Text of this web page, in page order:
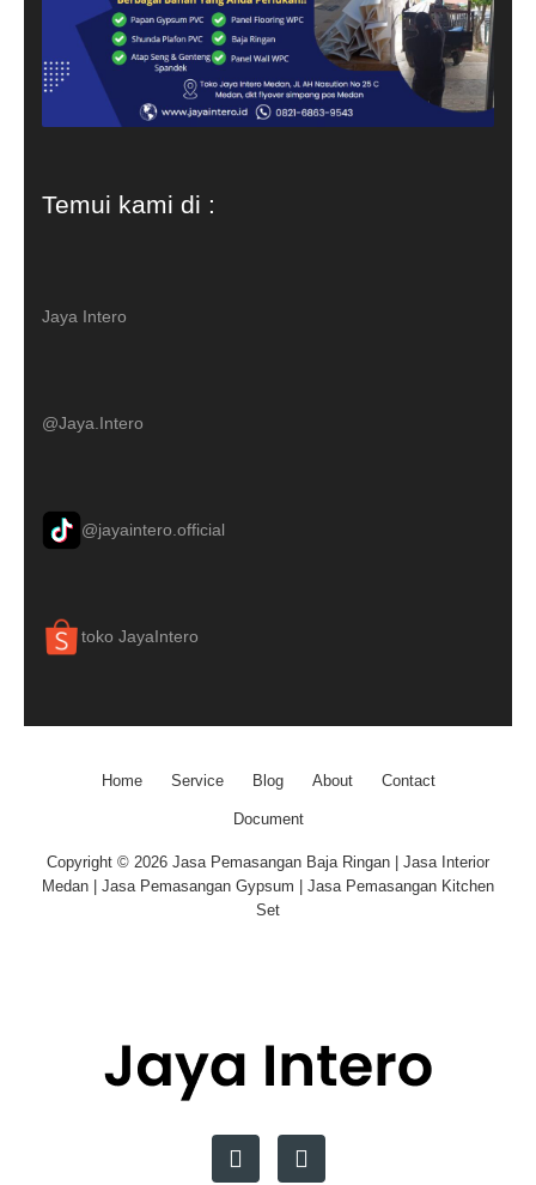
Temui kami di :
Jaya Intero
@Jaya.Intero
@jayaintero.official
toko JayaIntero
Home Service Blog About Contact
Document
Copyright © 2026 Jasa Pemasangan Baja Ringan | Jasa Interior
Medan | Jasa Pemasangan Gypsum | Jasa Pemasangan Kitchen
Set